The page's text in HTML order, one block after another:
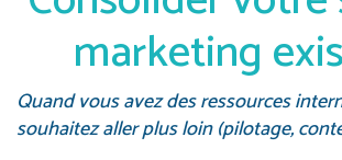
marketing
Quand vous avez des ressources
souhaitez aller plus loin (pilotage,